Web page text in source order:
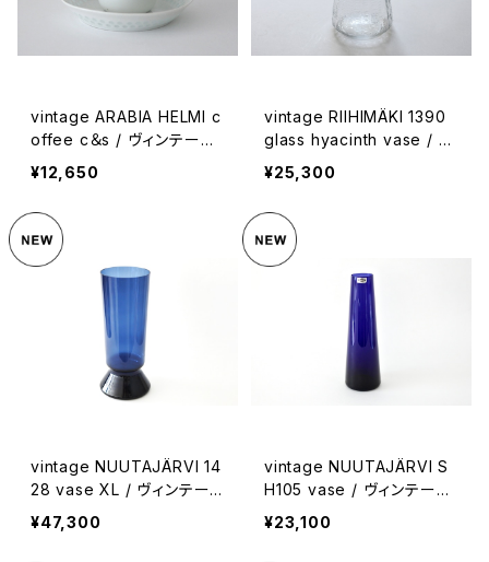
vintage ARABIA HELMI c
offee c＆s / ヴィンテージ
アラビア ヘルミ カップ＆ソ
ーサー
¥12,650
vintage RIIHIMÄKI 1390
glass hyacinth vase / ヴ
ィンテージ リーヒマキ ヒヤ
シンスベース
¥25,300
vintage NUUTAJÄRVI 14
28 vase XL / ヴィンテー
ジ ヌータヤルヴィ 1428 XL
フラワーベース
¥47,300
vintage NUUTAJÄRVI S
H105 vase / ヴィンテージ
ヌータヤルヴィ SH105 フラ
ワーベース
¥23,100